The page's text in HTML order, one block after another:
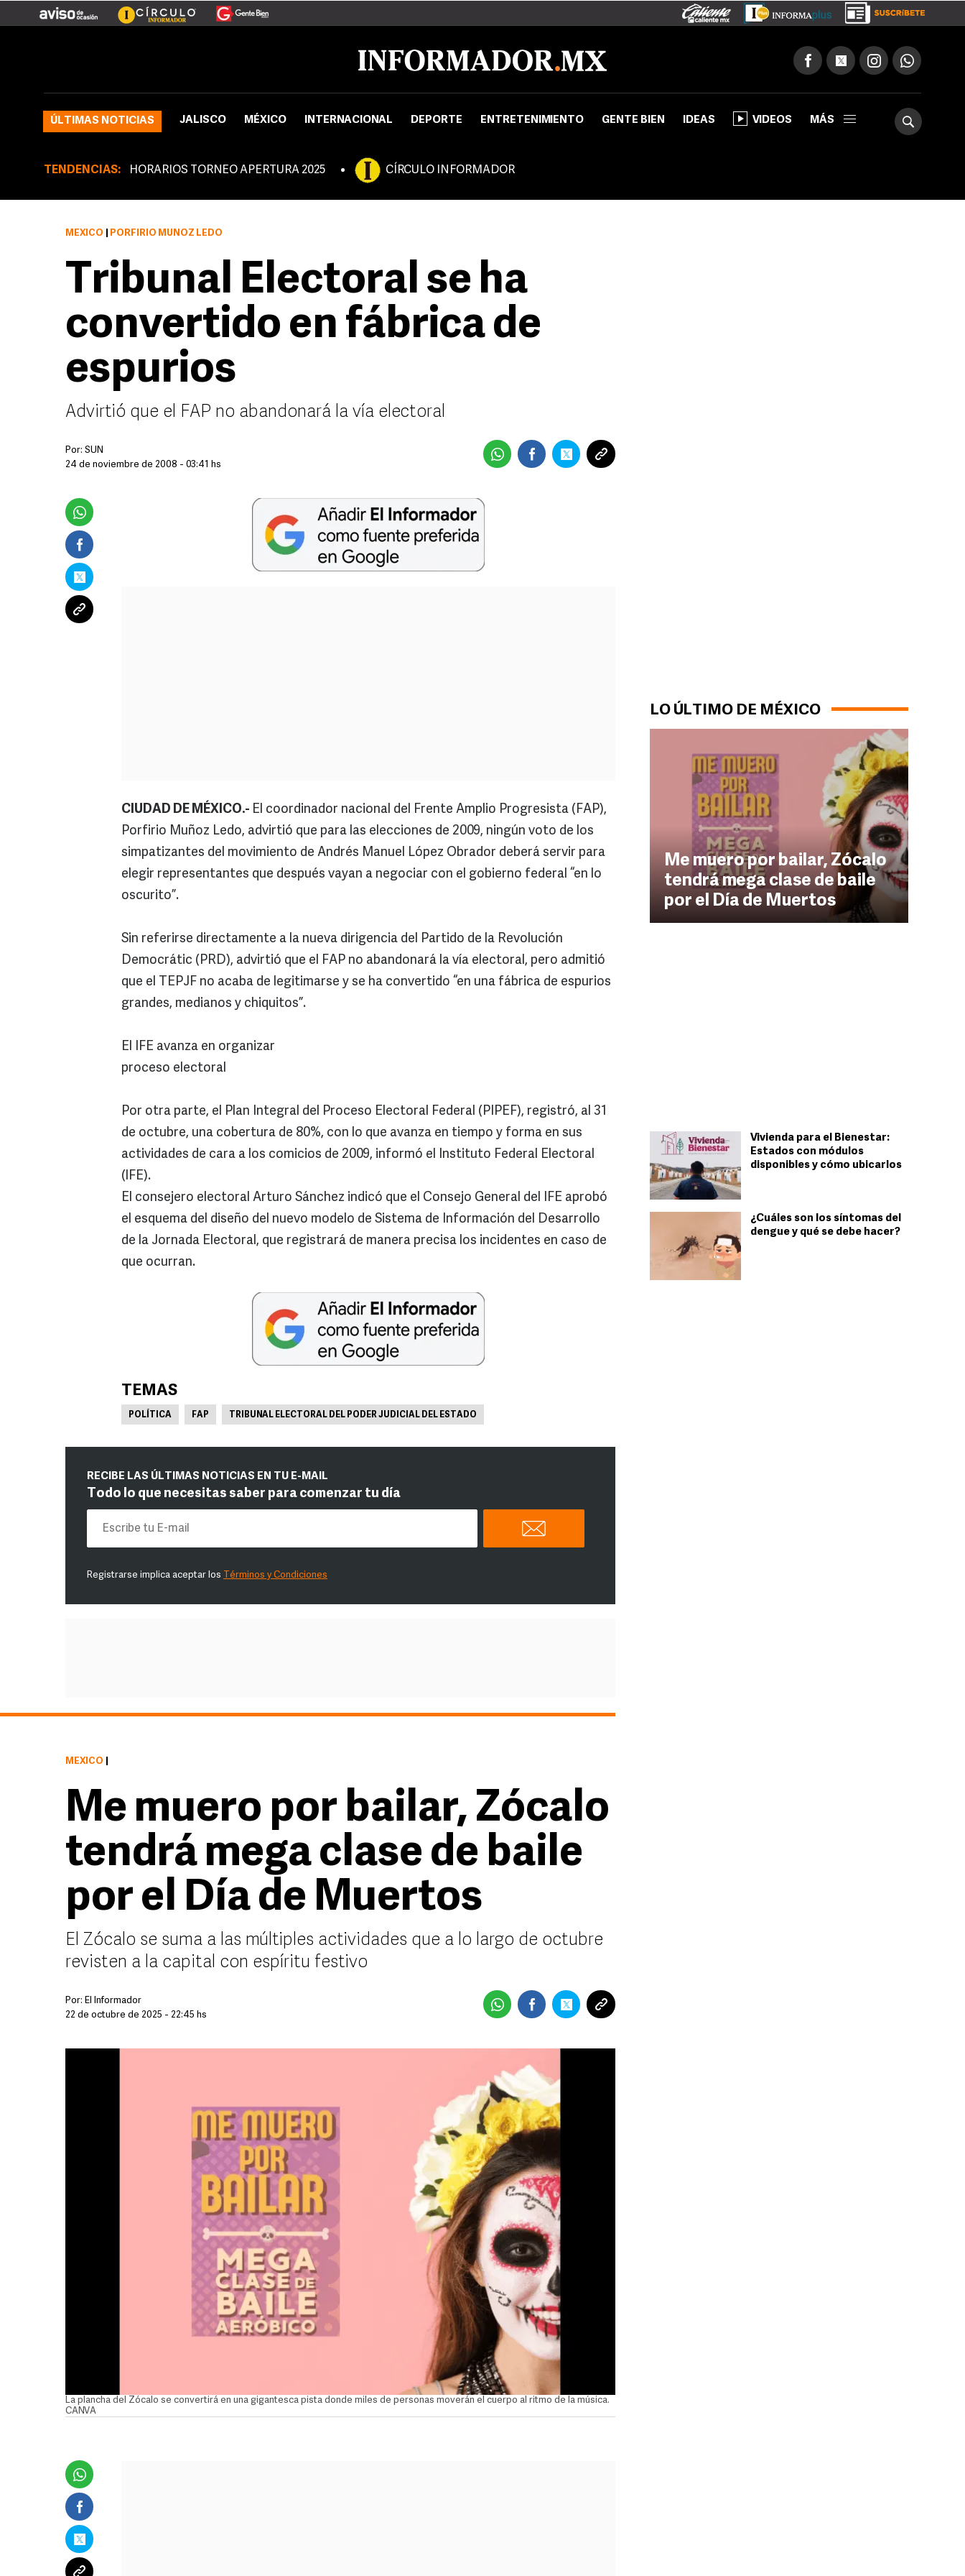
ÚLTIMAS NOTICIAS JALISCO MÉXICO INTERNACIONAL DEPORTE ENTRETENIMIENTO GENTE BIEN IDEAS VIDEOS MÁS
TENDENCIAS: HORARIOS TORNEO APERTURA 2025 CÍRCULO INFORMADOR
LO ÚLTIMO DE MÉXICO
Me muero por bailar, Zócalo
tendrá mega clase de baile
por el Día de Muertos
Vivienda para el Bienestar:
Estados con módulos
disponibles y cómo ubicarlos
¿Cuáles son los síntomas del
dengue y qué se debe hacer?
MÉXICO PORFIRIO MUÑOZ LEDO
Tribunal Electoral se ha
convertido en fábrica de
espurios
Advirtió que el FAP no abandonará la vía electoral
Por: SUN
24 de noviembre de 2008 - 03:41 hs
CIUDAD DE MÉXICO.- El coordinador nacional del Frente Amplio Progresista (FAP),
Porfirio Muñoz Ledo, advirtió que para las elecciones de 2009, ningún voto de los
simpatizantes del movimiento de Andrés Manuel López Obrador deberá servir para
elegir representantes que después vayan a negociar con el gobierno federal “en lo
oscurito”.
Sin referirse directamente a la nueva dirigencia del Partido de la Revolución
Democrátic (PRD), advirtió que el FAP no abandonará la vía electoral, pero admitió
que el TEPJF no acaba de legitimarse y se ha convertido “en una fábrica de espurios
grandes, medianos y chiquitos”.
El IFE avanza en organizar
proceso electoral
Por otra parte, el Plan Integral del Proceso Electoral Federal (PIPEF), registró, al 31
de octubre, una cobertura de 80%, con lo que avanza en tiempo y forma en sus
actividades de cara a los comicios de 2009, informó el Instituto Federal Electoral
(IFE).
El consejero electoral Arturo Sánchez indicó que el Consejo General del IFE aprobó
el esquema del diseño del nuevo modelo de Sistema de Información del Desarrollo
de la Jornada Electoral, que registrará de manera precisa los incidentes en caso de
que ocurran.
TEMAS
POLÍTICA FAP TRIBUNAL ELECTORAL DEL PODER JUDICIAL DEL ESTADO
RECIBE LAS ÚLTIMAS NOTICIAS EN TU E-MAIL
Todo lo que necesitas saber para comenzar tu día
Registrarse implica aceptar los Términos y Condiciones
MÉXICO
Me muero por bailar, Zócalo
tendrá mega clase de baile
por el Día de Muertos
El Zócalo se suma a las múltiples actividades que a lo largo de octubre
revisten a la capital con espíritu festivo
Por: El Informador
22 de octubre de 2025 - 22:45 hs
La plancha del Zócalo se convertirá en una gigantesca pista donde miles de personas moverán el cuerpo al ritmo de la música.
CANVA